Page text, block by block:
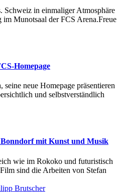
Schweiz in einmaliger Atmosphäre
Munotsaal der FCS Arena.Freue
Homepage
neue Homepage präsentieren
und selbstverständlich
mit Kunst und Musik
wie im Rokoko und futuristisch
sind die Arbeiten von Stefan